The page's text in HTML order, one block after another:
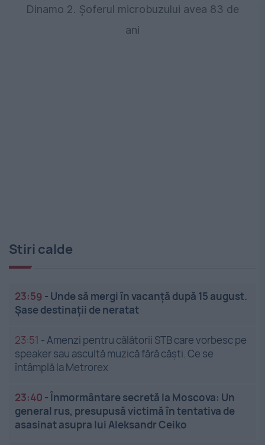
Dinamo 2. Șoferul microbuzului avea 83 de
ani
Stiri calde
23:59 - Unde să mergi în vacanță după 15 august.
Șase destinații de neratat
23:51 -Amenzi pentru călătorii STB care vorbesc pe
speaker sau ascultă muzică fără căști. Ce se
întâmplă la Metrorex
23:40 -Înmormântare secretă la Moscova: Un
general rus, presupusă victimă în tentativa de
asasinat asupra lui Aleksandr Ceiko